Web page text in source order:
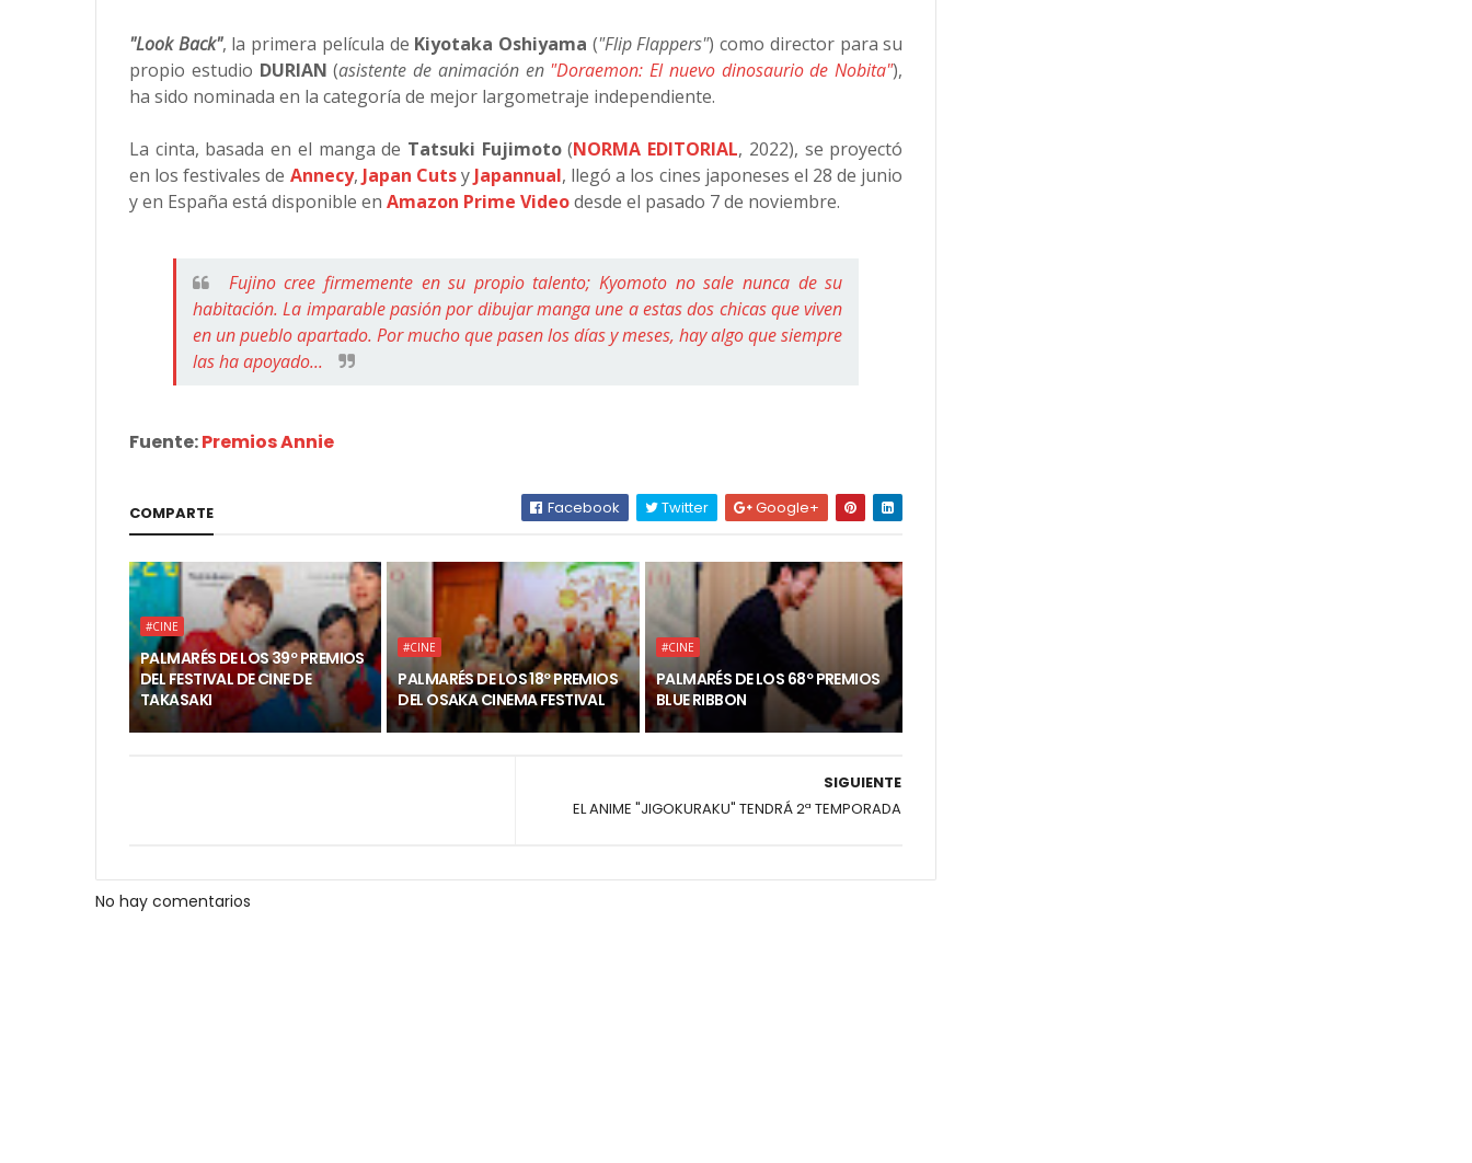
"Look Back", la primera película de Kiyotaka Oshiyama ("Flip Flappers") como director para su
propio estudio DURIAN (asistente de animación en "Doraemon: El nuevo dinosaurio de Nobita"),
ha sido nominada en la categoría de mejor largometraje independiente.
La cinta, basada en el manga de Tatsuki Fujimoto(NORMA EDITORIAL, 2022), se proyectó
en los festivales de Annecy, Japan Cutsy Japannual, llegó a los cines japoneses el 28 de junio
y en España está disponible en Amazon Prime Videodesde el pasado 7 de noviembre.
Fujino cree firmemente en su propio talento; Kyomoto no sale nunca de su
habitación. La imparable pasión por dibujar manga une a estas dos chicas que viven
en un pueblo apartado. Por mucho que pasen los días y meses, hay algo que siempre
las ha apoyado...
Fuente:Premios Annie
COMPARTE Facebook Twitter Google+
#CINE
PALMARÉS DE LOS 39º PREMIOS
DEL FESTIVAL DE CINE DE
TAKASAKI
#CINE
PALMARÉS DE LOS 18º PREMIOS
DEL OSAKA CINEMA FESTIVAL
#CINE
PALMARÉS DE LOS 68º PREMIOS
BLUE RIBBON
SIGUIENTE
EL ANIME "JIGOKURAKU" TENDRÁ 2ª TEMPORADA
No hay comentarios